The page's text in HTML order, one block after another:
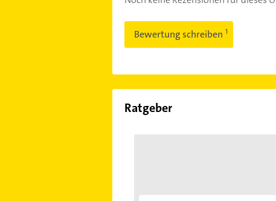
Bewertung schreiben
Ratgeber